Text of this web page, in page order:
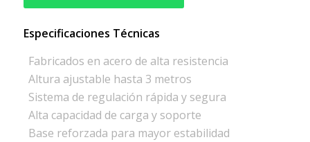
Especificaciones Técnicas
Fabricados en acero de alta resistencia
Altura ajustable hasta 3 metros
Sistema de regulación rápida y segura
Alta capacidad de carga y soporte
Base reforzada para mayor estabilidad